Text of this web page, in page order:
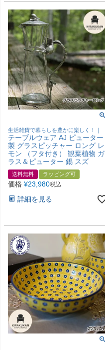
生活雑貨で暮らしを豊かに楽しく！｜
テーブルウェア AJ ピューター
製 グラスピッチャー ロング レ
モン （フタ付き） 観葉植物 ガ
ラス＆ピューター 錫 スズ
送料無料 ラッピング可
価格 ¥23,980税込
詳細を見る